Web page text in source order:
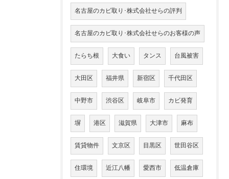
名古屋のカビ取り･株式会社せらの評判
名古屋のカビ取り･株式会社せらのお客様の声
たらち根 大食い タンス 台風被害
大田区 福井県 新宿区 千代田区
中野市 渋谷区 岐阜市 カビ発育
塀 港区 滋賀県 大津市 麻布
賃貸物件 文京区 目黒区 世田谷区
住環境 近江八幡 愛西市 低温倉庫